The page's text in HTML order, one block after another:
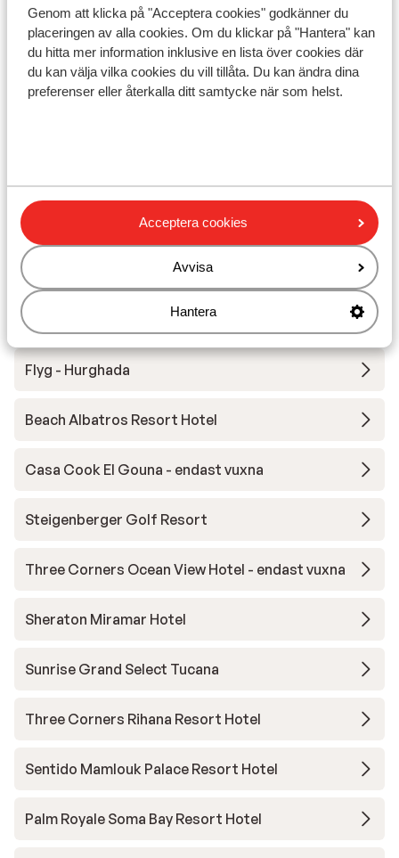
Genom att klicka på "Acceptera cookies" godkänner du
placeringen av alla cookies. Om du klickar på "Hantera" kan
du hitta mer information inklusive en lista över cookies där
du kan välja vilka cookies du vill tillåta. Du kan ändra dina
preferenser eller återkalla ditt samtycke när som helst.
Acceptera cookies
Avvisa
Hantera
Visa på karta
I området
Vid stranden (sandstrand, handduksservice vid
poolen, solstolar, parasoll, solstolar
(kostnadsfritt) , parasoll (kostnadsfritt) )
I utkanten av centrum
Andra boenden i Röda havet
Flyg - Hurghada
Beach Albatros Resort Hotel
Casa Cook El Gouna - endast vuxna
Steigenberger Golf Resort
Three Corners Ocean View Hotel - endast vuxna
Sheraton Miramar Hotel
Sunrise Grand Select Tucana
Three Corners Rihana Resort Hotel
Sentido Mamlouk Palace Resort Hotel
Palm Royale Soma Bay Resort Hotel